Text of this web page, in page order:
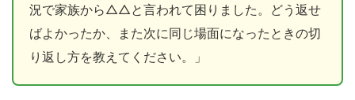
況で家族から△△と言われて困りました。どう返せ
ばよかったか、また次に同じ場面になったときの切
り返し方を教えてください。」